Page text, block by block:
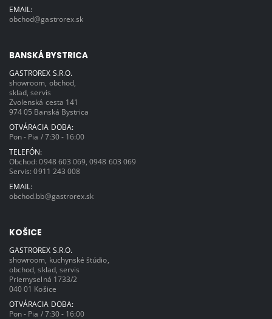
EMAIL:
obchod@gastrorex.sk
BANSKÁ BYSTRICA
GASTROREX S.R.O.
showroom, obchod,
sklad, servis
Zvolenská cesta 141
974 05 Banská Bystrica
OTVÁRACIA DOBA:
Pon - Pia / 7:30 - 16:00
TELEFÓN:
Obchod:0948 603 069 ,0948 603 069
Servis:0911 243 008
EMAIL:
obchod.bb@gastrorex.sk
KOŠICE
GASTROREX S.R.O.
showroom, kuchynské štúdio,
obchod, sklad, servis
Priemyselná 1733/2
040 01 Košice
OTVÁRACIA DOBA:
Pon - Pia / 7:30 - 16:00